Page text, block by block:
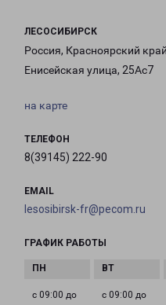
ЛЕСОСИБИРСК
Россия, Красноярский
Енисейская улица, 25Ас7
на карте
ТЕЛЕФОН
8(39145) 222-90
EMAIL
lesosibirsk-fr@pecom.ru
ГРАФИК РАБОТЫ
с 09:00 до с 09:00 до